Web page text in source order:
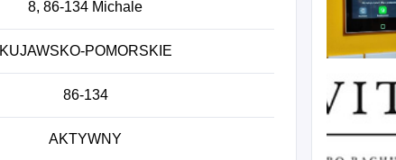
8, 86-134 Michale
KUJAWSKO-POMORSKIE
86-134
AKTYWNY